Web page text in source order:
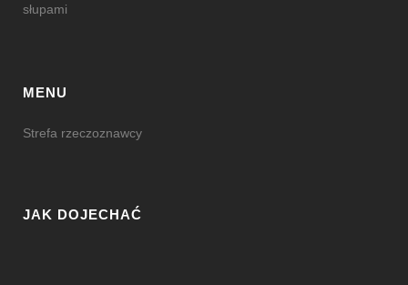
słupami
MENU
Strefa rzeczoznawcy
JAK DOJECHAĆ